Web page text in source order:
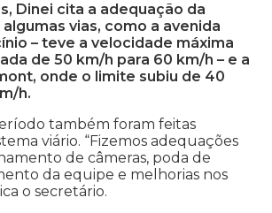
Dinei cita a adequação da
vias, como a avenida
– teve a velocidade máxima
de 50 km/h para 60 km/h – e a
onde o limite subiu de 40
h.
também foram feitas
viário. “Fizemos adequações
de câmeras, poda de
da equipe e melhorias nos
o secretário.